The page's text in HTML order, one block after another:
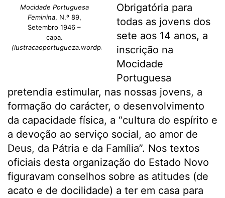
Mocidade Portuguesa
Feminina, N.º 89,
Setembro 1946 –
capa.
(lustracaoportugueza.wordpress.com)
Obrigatória para
todas as jovens dos
sete aos 14 anos, a
inscrição na
Mocidade
Portuguesa
pretendia estimular, nas nossas jovens, a
formação do carácter, o desenvolvimento
da capacidade física, a “cultura do espírito e
a devoção ao serviço social, ao amor de
Deus, da Pátria e da Família”. Nos textos
oficiais desta organização do Estado Novo
figuravam conselhos sobre as atitudes (de
acato e de docilidade) a ter em casa para